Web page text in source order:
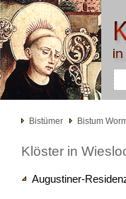
Bistümer Bistum
Klöster in
Augustiner-